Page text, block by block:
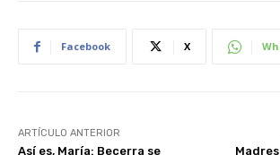
Facebook X
ARTÍCULO ANTERIOR
Así es, María: Becerra se